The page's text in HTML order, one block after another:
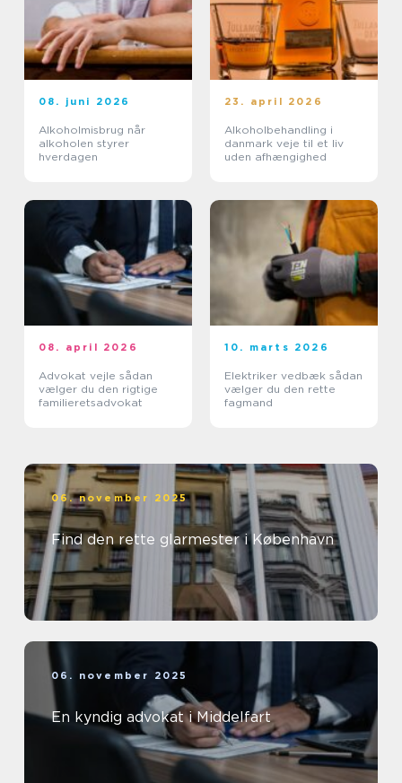
08. juni 2026
Alkoholmisbrug når
alkoholen styrer
hverdagen
23. april 2026
Alkoholbehandling i
danmark veje til et liv
uden afhængighed
08. april 2026
Advokat vejle sådan
vælger du den rigtige
familieretsadvokat
10. marts 2026
Elektriker vedbæk sådan
vælger du den rette
fagmand
06. november 2025
Find den rette glarmester i København
06. november 2025
En kyndig advokat i Middelfart